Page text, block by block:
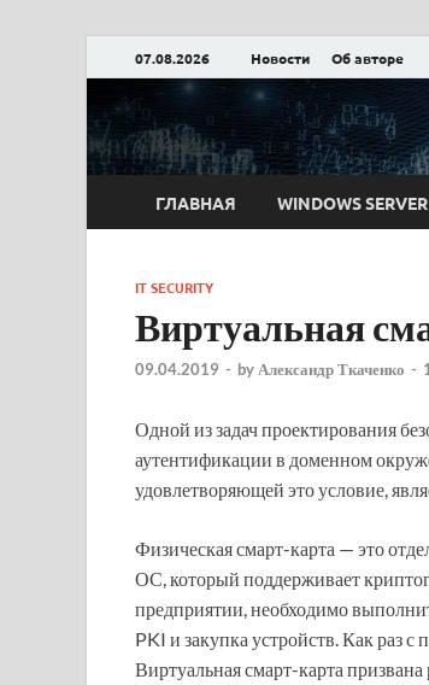
07.08.2026 Новости Об авторе
Блог
ГЛАВНАЯ WINDOWS SERVER
IT SECURITY
Виртуальная
09.04.2019 - byАлександр Ткаченко -
Одной из задач проектирования
аутентификации в доменном
удовлетворяющей это условие,
Физическая смарт-карта — это
ОС, который поддерживает
предприятии, необходимо
PKI и закупка устройств. Как раз с
Виртуальная смарт-карта призвана